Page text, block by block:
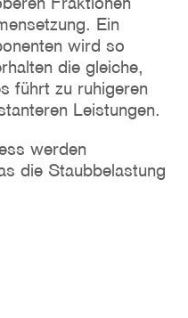
Ein
wird so
die gleiche,
führt zu ruhigeren
Leistungen.
werden
die Staubbelastung